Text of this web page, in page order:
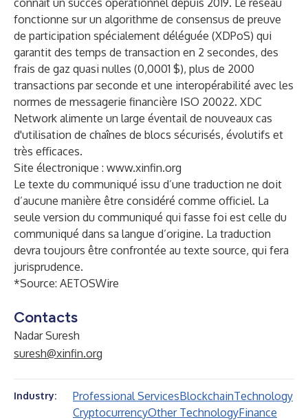
connaît un succès opérationnel depuis 2019. Le réseau
fonctionne sur un algorithme de consensus de preuve
de participation spécialement déléguée (XDPoS) qui
garantit des temps de transaction en 2 secondes, des
frais de gaz quasi nulles (0,0001 $), plus de 2000
transactions par seconde et une interopérabilité avec les
normes de messagerie financière ISO 20022. XDC
Network alimente un large éventail de nouveaux cas
d'utilisation de chaînes de blocs sécurisés, évolutifs et
très efficaces.
Site électronique : www.xinfin.org
Le texte du communiqué issu d’une traduction ne doit
d’aucune manière être considéré comme officiel. La
seule version du communiqué qui fasse foi est celle du
communiqué dans sa langue d’origine. La traduction
devra toujours être confrontée au texte source, qui fera
jurisprudence.
*Source: AETOSWire
Contacts
Nadar Suresh
suresh@xinfin.org
Industry: Professional ServicesBlockchainTechnology
CryptocurrencyOther TechnologyFinance